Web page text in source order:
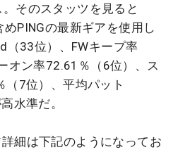
そのスタッツを見ると
めPINGの最新ギアを使用し
（33位）、FWキープ率
オン率72.61％（6位）、ス
（7位）、平均パット
水準だ。
細は下記のようになってお